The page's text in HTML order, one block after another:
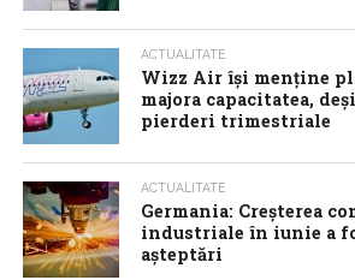
ACTUALITATE
Wizz Air își menține
majora capacitatea,
pierderi trimestriale
ACTUALITATE
Germania: Creșterea
industriale în iunie a
așteptări